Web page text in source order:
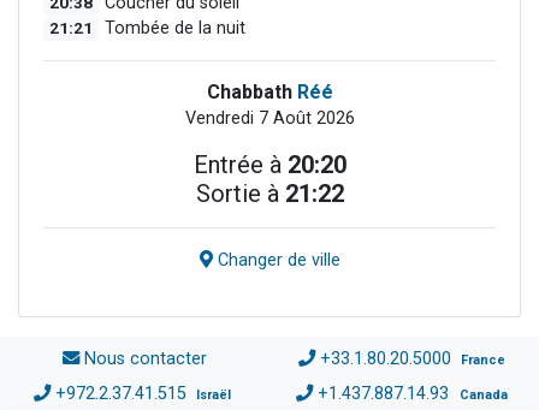
21:21 Tombée de la nuit
Chabbath Réé
Vendredi 7 Août 2026
Entrée à 20:20
Sortie à 21:22
Changer de ville
Nous contacter +33.1.80.20.5000 France
+972.2.37.41.515 Israël +1.437.887.14.93 Canada